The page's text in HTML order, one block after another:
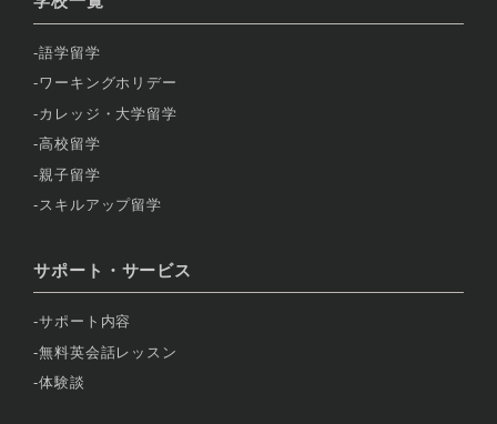
語学留学
ワーキングホリデー
カレッジ・大学留学
高校留学
親子留学
スキルアップ留学
サポート・サービス
サポート内容
無料英会話レッスン
体験談